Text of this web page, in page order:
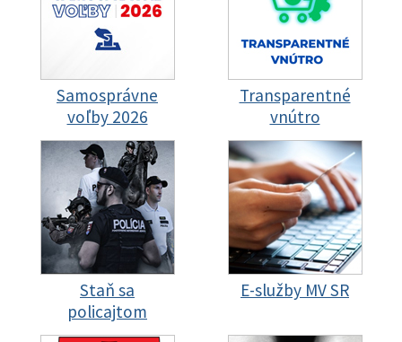
Samosprávne
voľby 2026
Transparentné
vnútro
Staň sa
policajtom
E-služby MV SR